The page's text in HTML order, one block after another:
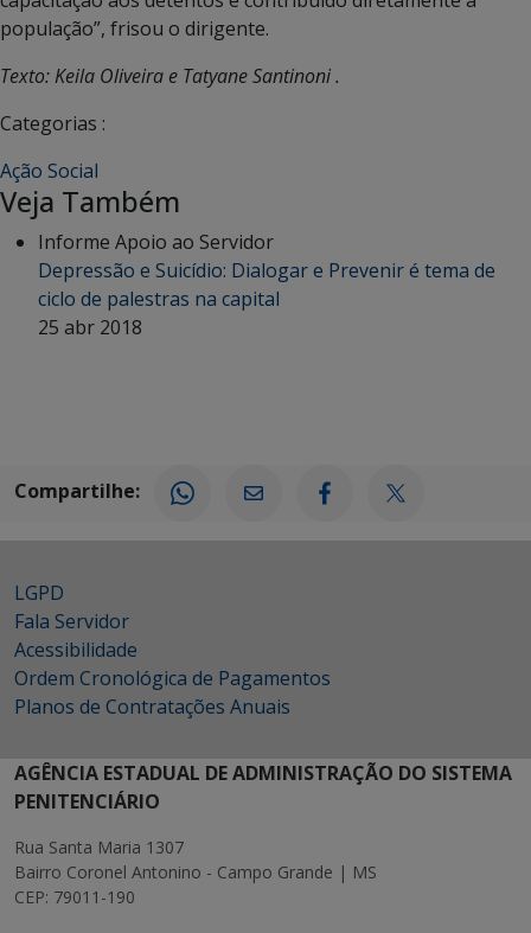
população”, frisou o dirigente.
Texto: Keila Oliveira e Tatyane Santinoni .
Categorias :
Ação Social
Veja Também
Informe Apoio ao Servidor
Depressão e Suicídio: Dialogar e Prevenir é tema de
ciclo de palestras na capital
25 abr 2018
Compartilhe:
LGPD
Fala Servidor
Acessibilidade
Ordem Cronológica de Pagamentos
Planos de Contratações Anuais
AGÊNCIA ESTADUAL DE ADMINISTRAÇÃO DO SISTEMA
PENITENCIÁRIO
Rua Santa Maria 1307
Bairro Coronel Antonino - Campo Grande | MS
CEP: 79011-190